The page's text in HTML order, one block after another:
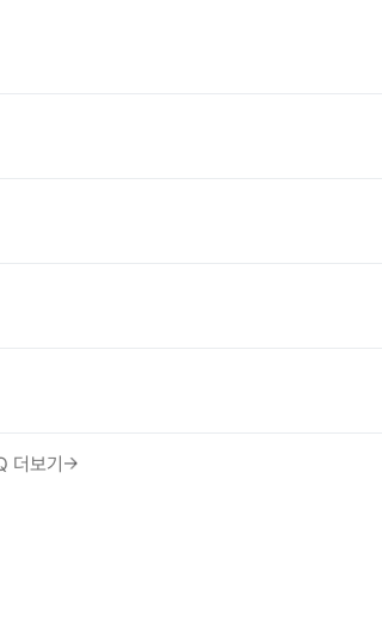
더보기